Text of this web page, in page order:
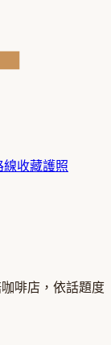
線收藏護照
啡店，依話題度